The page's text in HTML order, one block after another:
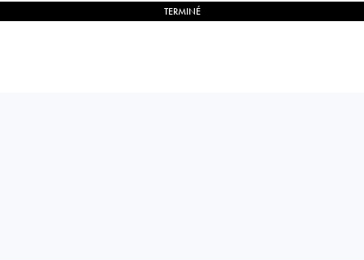
TERMINÉ